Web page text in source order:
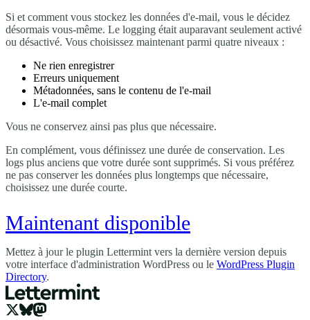
Si et comment vous stockez les données d'e-mail, vous le décidez
désormais vous-même. Le logging était auparavant seulement activé
ou désactivé. Vous choisissez maintenant parmi quatre niveaux :
Ne rien enregistrer
Erreurs uniquement
Métadonnées, sans le contenu de l'e-mail
L'e-mail complet
Vous ne conservez ainsi pas plus que nécessaire.
En complément, vous définissez une durée de conservation. Les
logs plus anciens que votre durée sont supprimés. Si vous préférez
ne pas conserver les données plus longtemps que nécessaire,
choisissez une durée courte.
Maintenant disponible
Mettez à jour le plugin Lettermint vers la dernière version depuis
votre interface d'administration WordPress ou le WordPress Plugin
Directory.